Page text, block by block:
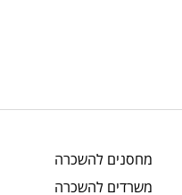
מחסנים להשכרה
משרדים להשכרה